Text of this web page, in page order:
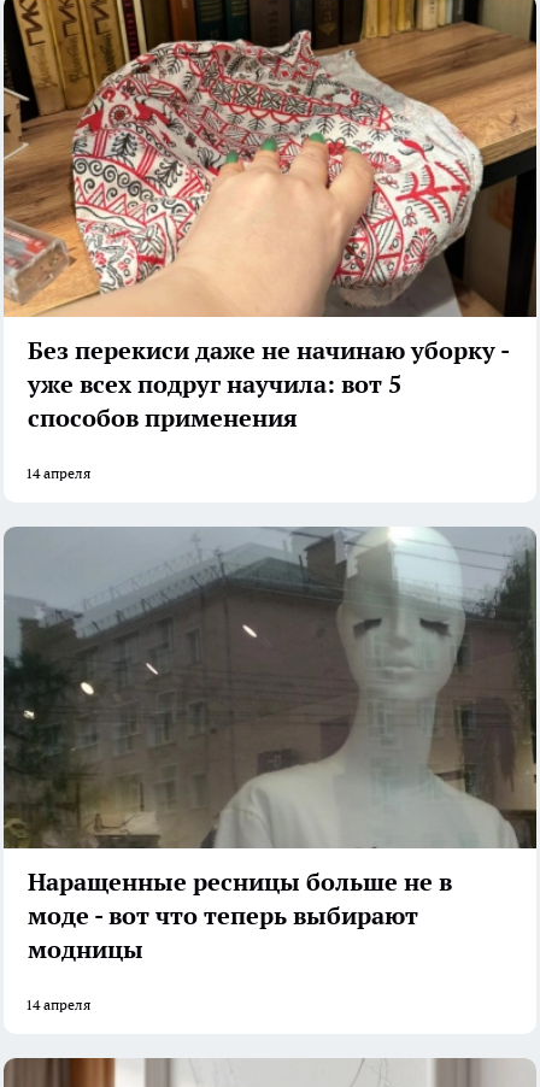
Без перекиси даже не начинаю уборку -
уже всех подруг научила: вот 5
способов применения
14 апреля
Наращенные ресницы больше не в
моде - вот что теперь выбирают
модницы
14 апреля